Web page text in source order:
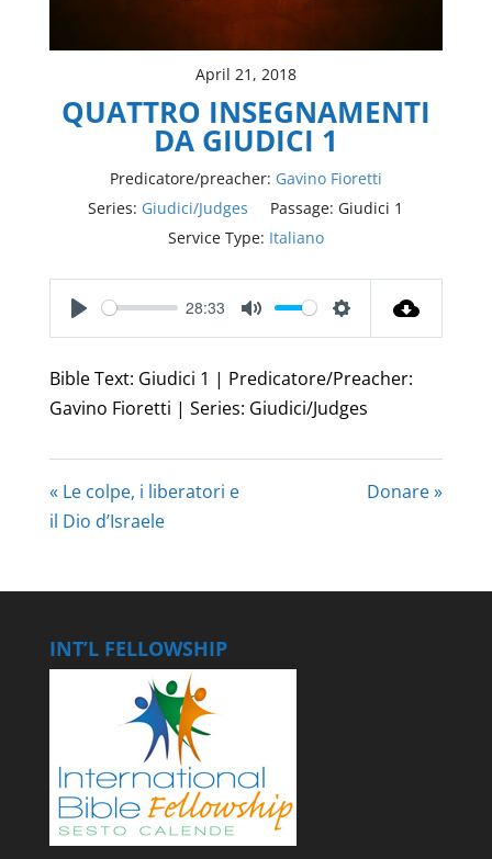
April 21, 2018
QUATTRO INSEGNAMENTI
DA GIUDICI 1
Predicatore/preacher: Gavino Fioretti
Series: Giudici/Judges Passage: Giudici 1
Service Type: Italiano
Play
28:33
Mute Settings
Bible Text: Giudici 1 | Predicatore/Preacher:
Gavino Fioretti | Series: Giudici/Judges
« Le colpe, i liberatori e
il Dio d’Israele
Donare »
INT’L FELLOWSHIP